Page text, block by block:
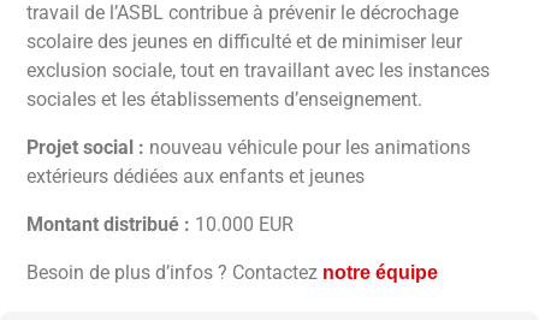
travail de l’ASBL contribue à prévenir le décrochage
scolaire des jeunes en difficulté et de minimiser leur
exclusion sociale, tout en travaillant avec les instances
sociales et les établissements d’enseignement.
Projet social : nouveau véhicule pour les animations
extérieurs dédiées aux enfants et jeunes
Montant distribué : 10.000 EUR
Besoin de plus d’infos ? Contactez notre équipe